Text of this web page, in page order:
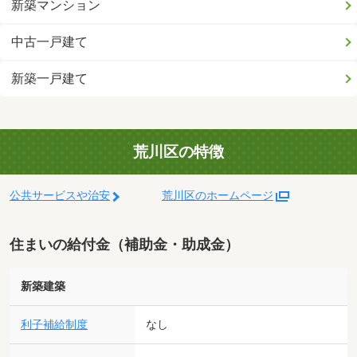
新築マンション
中古一戸建て
新築一戸建て
荒川区の特徴
公共サービスや治安 荒川区のホームページ
住まいの給付金（補助金・助成金）
新築建築
利子補給制度 なし